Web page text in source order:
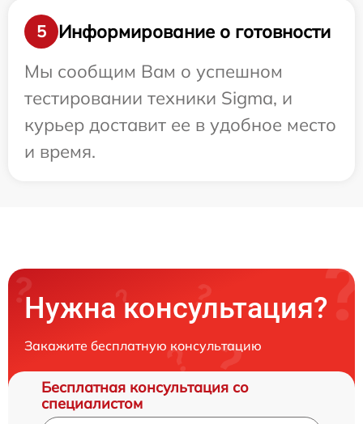
5
Информирование о готовности
Мы сообщим Вам о успешном
тестировании техники Sigma, и
курьер доставит ее в удобное место
и время.
Нужна консультация?
Закажите бесплатную консультацию
Бесплатная консультация со
специалистом